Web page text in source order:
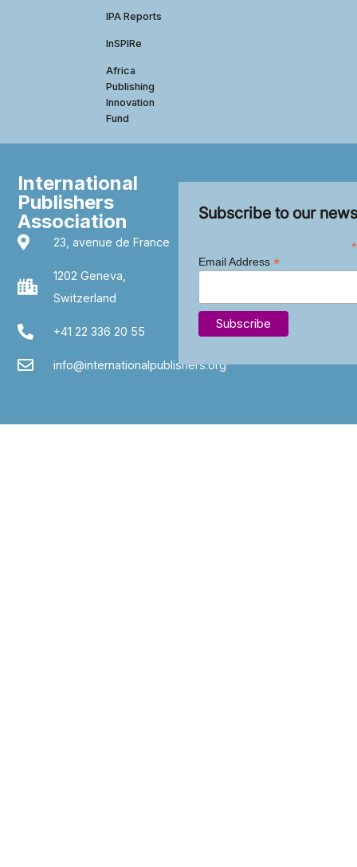
IPA Reports
InSPIRe
Africa
Publishing
Innovation
Fund
International
Publishers
Association
23, avenue de France
1202 Geneva,
Switzerland
+41 22 336 20 55
info@internationalpublishers.org
Subscribe to our
*
Email Address *